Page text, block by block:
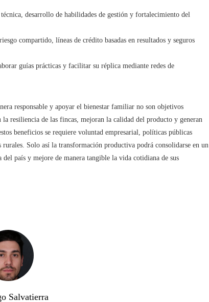
desarrollo de habilidades de gestión y fortalecimiento del
compartido, líneas de crédito basadas en resultados y seguros
guías prácticas y facilitar su réplica mediante redes de
responsable y apoyar el bienestar familiar no son objetivos
la resiliencia de las fincas, mejoran la calidad del producto y generan
beneficios se requiere voluntad empresarial, políticas públicas
Solo así la transformación productiva podrá consolidarse en un
país y mejore de manera tangible la vida cotidiana de sus
Salvatierra